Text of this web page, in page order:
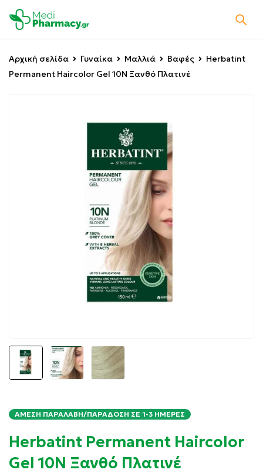
Αρχική σελίδα Γυναίκα Μαλλιά Βαφές
Herbatint
Permanent Haircolor Gel 10N Ξανθό Πλατινέ
ΆΜΕΣΗ ΠΑΡΑΛΑΒΉ/ΠΑΡΆΔΟΣΗ ΣΕ 1-3 ΗΜΈΡΕΣ
Herbatint Permanent Haircolor
Gel 10N Ξανθό Πλατινέ